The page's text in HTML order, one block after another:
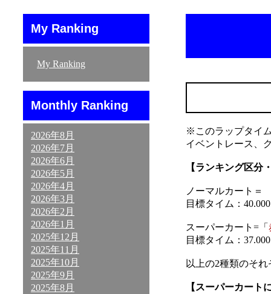
My Ranking
My Ranking
Monthly Ranking
2026年8月
2026年7月
2026年6月
2026年5月
2026年4月
2026年3月
2026年2月
2026年1月
2025年12月
2025年11月
2025年10月
2025年9月
2025年8月
※このラップタイ
イベントレース、
【ランキング区分
ノーマルカート＝
目標タイム：
スーパーカート=「
目標タイム：
以上の2種類のそ
【スーパーカート